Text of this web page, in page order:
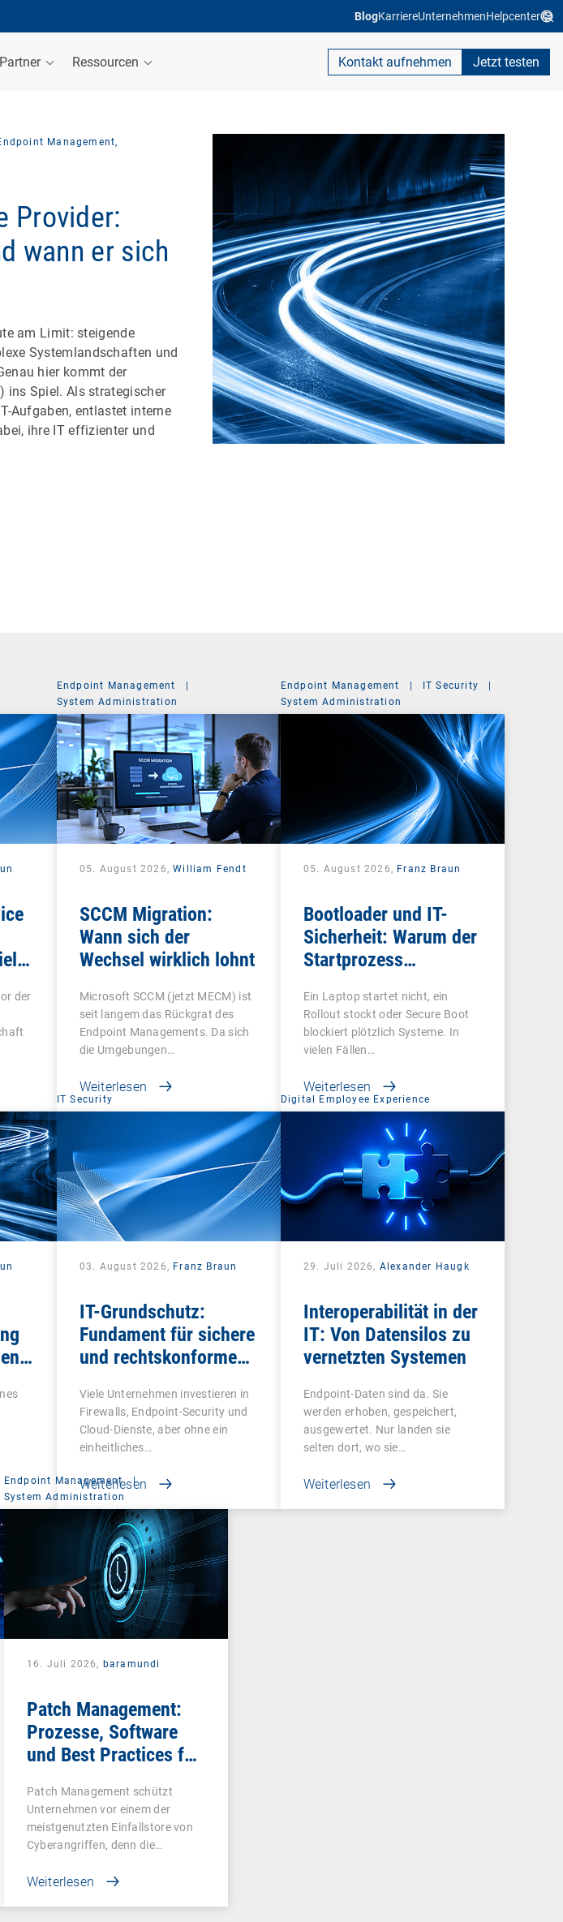
BlogKarriereUnternehmenHelpcenter
Partner Ressourcen Kontakt aufnehmen Jetzt testen
Management,
Provider:
wann er sich
am Limit: steigende
Systemlandschaften und
hier kommt der
ins Spiel. Als strategischer
Aufgaben, entlastet interne
ihre IT effizienter und
der
Endpoint Management
|
System Administration
05. August 2026,William Fendt
SCCM Migration:
Wann sich der
Wechsel wirklich lohnt
Microsoft SCCM (jetzt MECM) ist
seit langem das Rückgrat des
Endpoint Managements. Da sich
die Umgebungen…
Weiterlesen
Endpoint Management | IT Security
|
System Administration
05. August 2026, Franz Braun
Bootloader und IT-
Sicherheit: Warum der
Startprozess
Ein Laptop startet nicht, ein
Rollout stockt oder Secure Boot
blockiert plötzlich Systeme. In
vielen Fällen…
Weiterlesen
IT Security
03. August 2026, Franz Braun
IT-Grundschutz:
Fundament für sichere
und rechtskonforme
Viele Unternehmen investieren in
Firewalls, Endpoint-Security und
Cloud-Dienste, aber ohne ein
einheitliches…
Weiterlesen
Digital Employee Experience
29. Juli 2026, Alexander Haugk
Interoperabilität in der
IT: Von Datensilos zu
vernetzten Systemen
Endpoint-Daten sind da. Sie
werden erhoben, gespeichert,
ausgewertet. Nur landen sie
selten dort, wo sie…
Weiterlesen
Endpoint Management
|
System Administration
16. Juli 2026, baramundi
Patch Management:
Prozesse, Software
und Best Practices für
Patch Management schützt
Unternehmen vor einem der
meistgenutzten Einfallstore von
Cyberangriffen, denn die…
Weiterlesen